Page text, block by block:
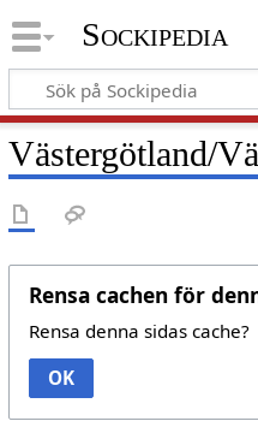
Sockipedia
Västergötland/
Rensa cachen för
Rensa denna sidas cache?
OK